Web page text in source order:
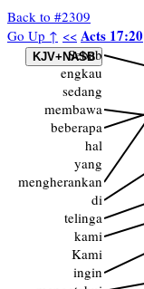
Back to #2309
Go Up ↑ << Acts 17:20
Sebab
engkau
sedang
membawa
beberapa
hal
yang
mengherankan
di
telinga
kami
Kami
ingin